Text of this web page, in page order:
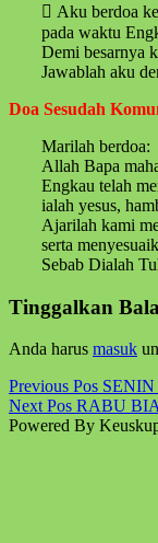
 Aku berdoa
pada waktu
Demi besarnya
Jawablah aku
Doa Sesudah
Marilah berdoa:
Allah Bapa
Engkau telah
ialah yesus,
Ajarilah kami
serta
Sebab Dialah
Skip
back
to
main
navigation
Tinggalkan
Anda harus masuk
Post
navigation
Previous Pos
Next Pos RABU
Powered By